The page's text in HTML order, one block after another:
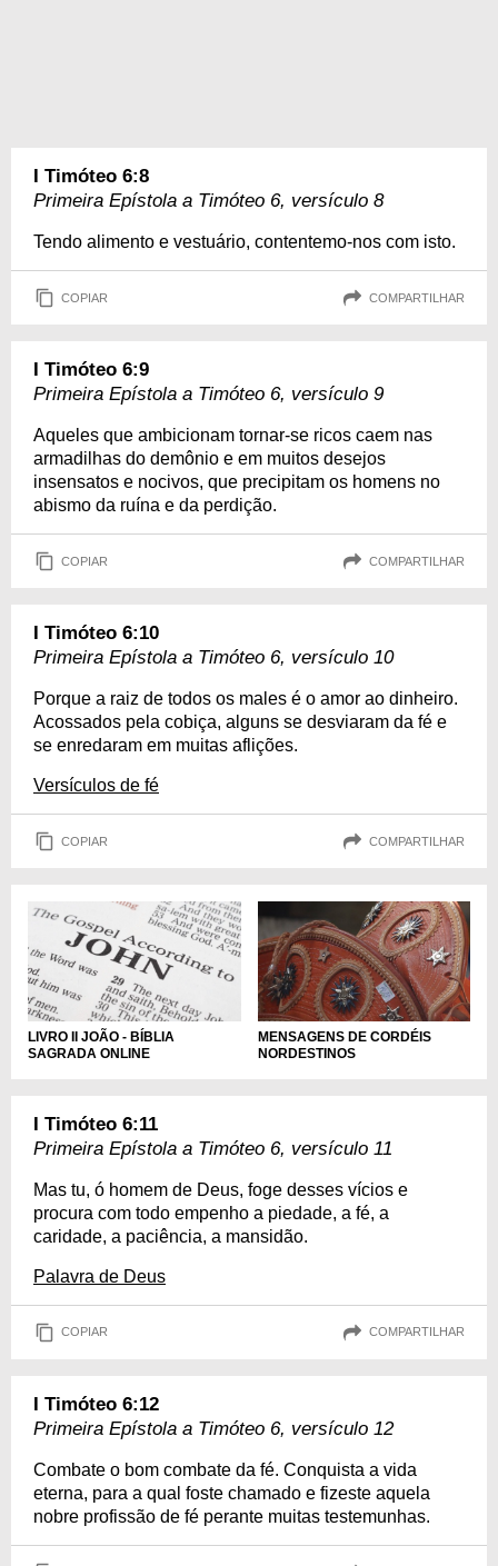
I Timóteo 6:8
Primeira Epístola a Timóteo 6, versículo 8
Tendo alimento e vestuário, contentemo-nos com isto.
COPIAR COMPARTILHAR
I Timóteo 6:9
Primeira Epístola a Timóteo 6, versículo 9
Aqueles que ambicionam tornar-se ricos caem nas
armadilhas do demônio e em muitos desejos
insensatos e nocivos, que precipitam os homens no
abismo da ruína e da perdição.
COPIAR COMPARTILHAR
I Timóteo 6:10
Primeira Epístola a Timóteo 6, versículo 10
Porque a raiz de todos os males é o amor ao dinheiro.
Acossados pela cobiça, alguns se desviaram da fé e
se enredaram em muitas aflições.
Versículos de fé
COPIAR COMPARTILHAR
LIVRO II JOÃO - BÍBLIA
SAGRADA ONLINE
MENSAGENS DE CORDÉIS
NORDESTINOS
I Timóteo 6:11
Primeira Epístola a Timóteo 6, versículo 11
Mas tu, ó homem de Deus, foge desses vícios e
procura com todo empenho a piedade, a fé, a
caridade, a paciência, a mansidão.
Palavra de Deus
COPIAR COMPARTILHAR
I Timóteo 6:12
Primeira Epístola a Timóteo 6, versículo 12
Combate o bom combate da fé. Conquista a vida
eterna, para a qual foste chamado e fizeste aquela
nobre profissão de fé perante muitas testemunhas.